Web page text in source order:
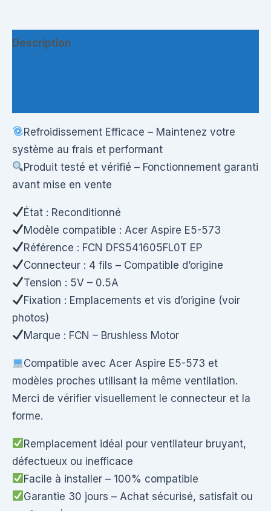
Description
Refroidissement Efficace – Maintenez votre
système au frais et performant
Produit testé et vérifié – Fonctionnement garanti
avant mise en vente
État : Reconditionné
Modèle compatible : Acer Aspire E5-573
Référence : FCN DFS541605FL0T EP
Connecteur : 4 fils – Compatible d’origine
Tension : 5V – 0.5A
Fixation : Emplacements et vis d’origine (voir
photos)
Marque : FCN – Brushless Motor
Compatible avec Acer Aspire E5-573 et
modèles proches utilisant la même ventilation.
Merci de vérifier visuellement le connecteur et la
forme.
Remplacement idéal pour ventilateur bruyant,
défectueux ou inefficace
Facile à installer – 100% compatible
Garantie 30 jours – Achat sécurisé, satisfait ou